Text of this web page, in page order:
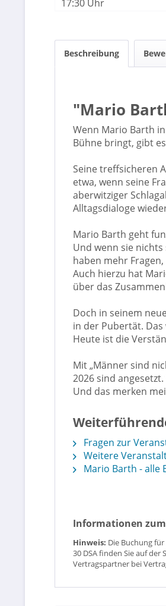
17:30 Uhr
Beschreibung
"Mario
Wenn Mario Barth
Bühne bringt, gibt
Seine treffsicheren
etwa, wenn seine
aberwitziger
Alltagsdialoge
Mario Barth geht
Und wenn sie
haben mehr
Auch hierzu hat
über das
Doch in seinem
in der Pubertät.
Heute ist die
Mit „Männer sind
2026 sind
Und das merken
Fragen zur
Weitere
Mario Barth - alle
Informationen
Hinweis: Die Buchung
30 DSA finden Sie auf
Vertragspartner bei